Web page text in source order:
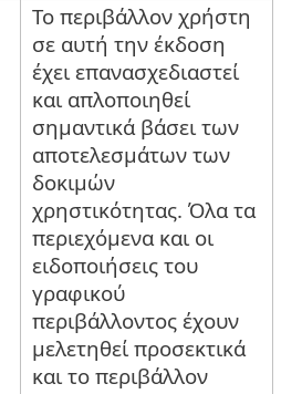
Το περιβάλλον χρήστη
σε αυτή την έκδοση
έχει επανασχεδιαστεί
και απλοποιηθεί
σημαντικά βάσει των
αποτελεσμάτων των
δοκιμών
χρηστικότητας. Όλα τα
περιεχόμενα και οι
ειδοποιήσεις του
γραφικού
περιβάλλοντος έχουν
μελετηθεί προσεκτικά
και το περιβάλλον